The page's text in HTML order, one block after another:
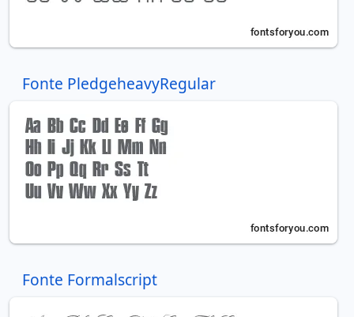
Fonte PledgeheavyRegular
Fonte Formalscript